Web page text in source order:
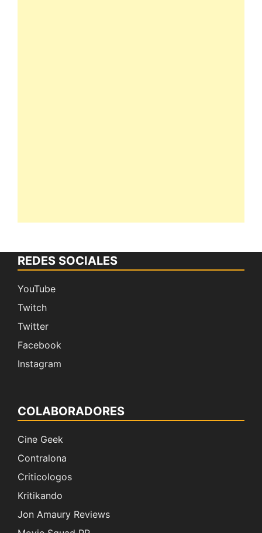
REDES SOCIALES
YouTube
Twitch
Twitter
Facebook
Instagram
COLABORADORES
Cine Geek
Contralona
Criticologos
Kritikando
Jon Amaury Reviews